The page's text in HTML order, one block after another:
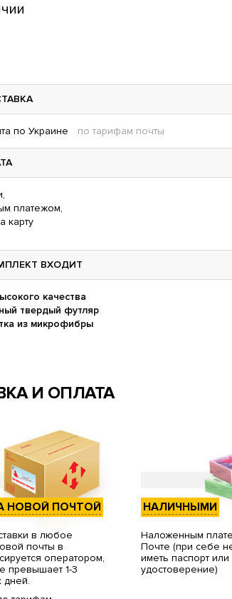
по Украине по тарифам почты
платежом,
карту
ВХОДИТ
качества
твердый футляр
из микрофибры
И ОПЛАТА
НОВОЙ ПОЧТОЙ
в любое
почты в
оператором,
превышает 1-3
дней.
НАЛИЧНЫМИ
Наложенным
Почте (при себе
иметь паспорт
удостоверение)